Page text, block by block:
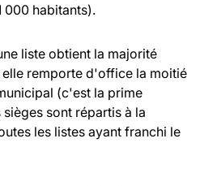
000 habitants).
liste obtient la majorité
remporte d'office la moitié
(c'est la prime
sont répartis à la
les listes ayant franchi le